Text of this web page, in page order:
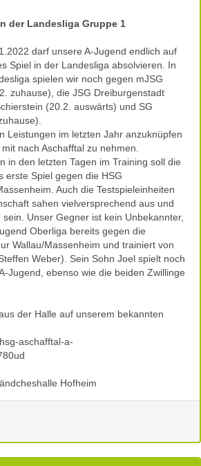
der Landesliga Gruppe 1
darf unsere A-Jugend endlich auf
Spiel in der Landesliga absolvieren. In
spielen wir noch gegen mJSG
zuhause), die JSG Dreiburgenstadt
(20.2. auswärts) und SG
Leistungen im letzten Jahr anzuknüpfen
nach Aschafftal zu nehmen.
in den letzten Tagen im Training soll die
erste Spiel gegen die HSG
Auch die Testspieleinheiten
sahen vielversprechend aus und
Unser Gegner ist kein Unbekannter,
Oberliga bereits gegen die
Wallau/Massenheim und trainiert von
Weber). Sein Sohn Joel spielt noch
Jugend, ebenso wie die beiden Zwillinge
der Halle auf unserem bekannten
aschafftal-a-
Hofheim